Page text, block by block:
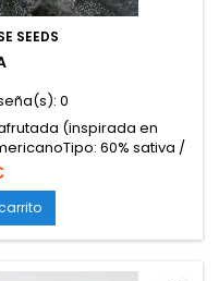
SEEDS
0
(inspirada en
60% sativa /
de floración: 9-
en interior: 450-500
g/plantaAltura: 90-130
exteriorAromas y...